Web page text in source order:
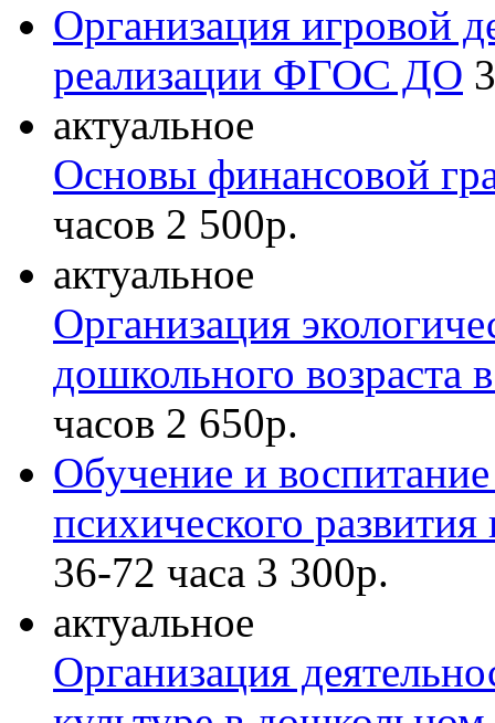
Организация игровой
реализации ФГОС ДО
актуальное
Основы финансовой
часов 2 500р.
актуальное
Организация
дошкольного
часов 2 650р.
Обучение и
психического
36-72 часа 3 300р.
актуальное
Организация